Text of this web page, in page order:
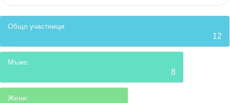
Общо участници:
12
Мъже:
8
Жени: